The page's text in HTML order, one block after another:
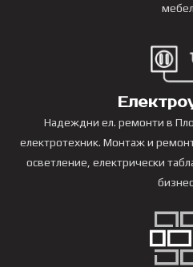
Надеждни ел. ремонти в
електротехник. Монтаж и
осветление, електрически